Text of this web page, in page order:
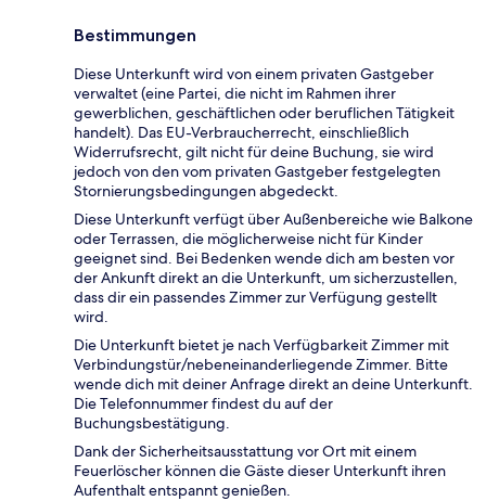
Bestimmungen
Diese Unterkunft wird von einem privaten Gastgeber
verwaltet (eine Partei, die nicht im Rahmen ihrer
gewerblichen, geschäftlichen oder beruflichen Tätigkeit
handelt). Das EU-Verbraucherrecht, einschließlich
Widerrufsrecht, gilt nicht für deine Buchung, sie wird
jedoch von den vom privaten Gastgeber festgelegten
Stornierungsbedingungen abgedeckt.
Diese Unterkunft verfügt über Außenbereiche wie Balkone
oder Terrassen, die möglicherweise nicht für Kinder
geeignet sind. Bei Bedenken wende dich am besten vor
der Ankunft direkt an die Unterkunft, um sicherzustellen,
dass dir ein passendes Zimmer zur Verfügung gestellt
wird.
Die Unterkunft bietet je nach Verfügbarkeit Zimmer mit
Verbindungstür/nebeneinanderliegende Zimmer. Bitte
wende dich mit deiner Anfrage direkt an deine Unterkunft.
Die Telefonnummer findest du auf der
Buchungsbestätigung.
Dank der Sicherheitsausstattung vor Ort mit einem
Feuerlöscher können die Gäste dieser Unterkunft ihren
Aufenthalt entspannt genießen.